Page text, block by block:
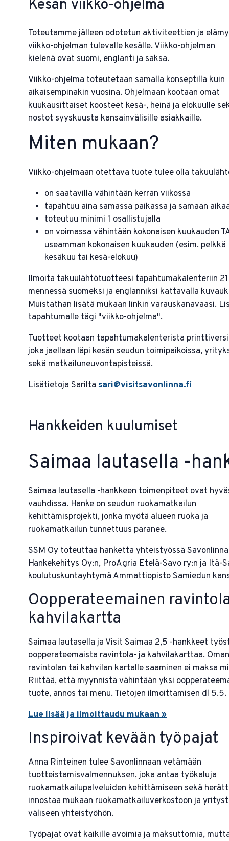
Kesän viikko-ohjelma
Toteutamme jälleen odotetun aktiviteettien ja
viikko-ohjelman tulevalle kesälle. Viikko-ohjelman
kielenä ovat suomi, englanti ja saksa.
Viikko-ohjelma toteutetaan samalla konseptilla kuin
aikaisempinakin vuosina. Ohjelmaan kootaan omat
kuukausittaiset koosteet kesä-, heinä ja elokuulle
nostot syyskuusta kansainvälisille asiakkaille.
Miten mukaan?
Viikko-ohjelmaan otettava tuote tulee olla
on saatavilla vähintään kerran viikossa
tapahtuu aina samassa paikassa ja samaan
toteutuu minimi 1 osallistujalla
on voimassa vähintään kokonaisen kuukauden
useamman kokonaisen kuukauden (esim. pelkkä
kesäkuu tai kesä-elokuu)
Ilmoita takuulähtötuotteesi tapahtumakalenteriin
mennessä suomeksi ja englanniksi kattavalla
Muistathan lisätä mukaan linkin varauskanavaasi.
tapahtumalle tägi "viikko-ohjelma".
Tuotteet kootaan tapahtumakalenterista
joka jaellaan läpi kesän seudun toimipaikoissa,
sekä matkailuneuvontapisteissä.
Lisätietoja Sarilta sari@visitsavonlinna.fi
Hankkeiden kuulumiset
Saimaa lautasella -
Saimaa lautasella -hankkeen toimenpiteet ovat
vauhdissa. Hanke on seudun ruokamatkailun
kehittämisprojekti, jonka myötä alueen ruoka ja
ruokamatkailun tunnettuus paranee.
SSM Oy toteuttaa hanketta yhteistyössä
Hankekehitys Oy:n, ProAgria Etelä-Savo ry:n ja Itä-
koulutuskuntayhtymä Ammattiopisto Samiedun
Oopperateemainen
kahvilakartta
Saimaa lautasella ja Visit Saimaa 2,5 -hankkeet
oopperateemaista ravintola- ja kahvilakarttaa. Oman
ravintolan tai kahvilan kartalle saaminen ei maksa
Riittää, että myynnistä vähintään yksi
tuote, annos tai menu. Tietojen ilmoittamisen dl 5.5.
Lue lisää ja ilmoittaudu mukaan »
Inspiroivat kevään työpajat
Anna Rinteinen tulee Savonlinnaan vetämään
tuotteistamisvalmennuksen, joka antaa työkaluja
ruokamatkailupalveluiden kehittämiseen sekä
innostaa mukaan ruokamatkailuverkostoon ja
väliseen yhteistyöhön.
Työpajat ovat kaikille avoimia ja maksuttomia,